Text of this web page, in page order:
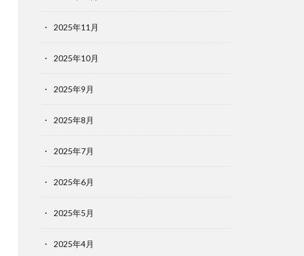
2025年11月
2025年10月
2025年9月
2025年8月
2025年7月
2025年6月
2025年5月
2025年4月